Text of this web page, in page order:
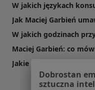
W jakich językach
Jak Maciej Garbień
W jakich godzinach
Maciej Garbień: co
Jakie ubezpieczenia
Dobrostan
sztuczna